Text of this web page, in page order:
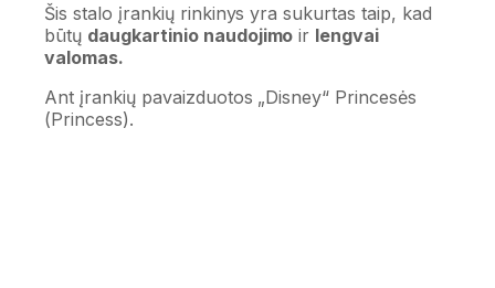
Šis stalo įrankių rinkinys yra sukurtas taip, kad
būtų daugkartinio naudojimo ir lengvai
valomas.
Ant įrankių pavaizduotos „Disney“ Princesės
(Princess).